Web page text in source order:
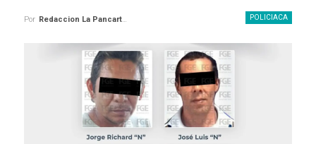
POLICIACA
Por Redaccion La Pancarta De Quintana Roo